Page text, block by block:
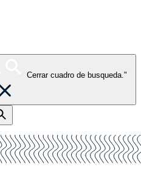
Cerrar cuadro de busqueda."